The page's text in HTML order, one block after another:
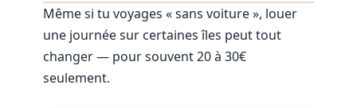
Même si tu voyages « sans voiture », louer
une journée sur certaines îles peut tout
changer — pour souvent 20 à 30€
seulement.